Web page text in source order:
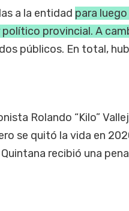
a la entidad para
provincial. A
públicos. En total,
Rolando “Kilo”
se quitó la vida en
recibió una